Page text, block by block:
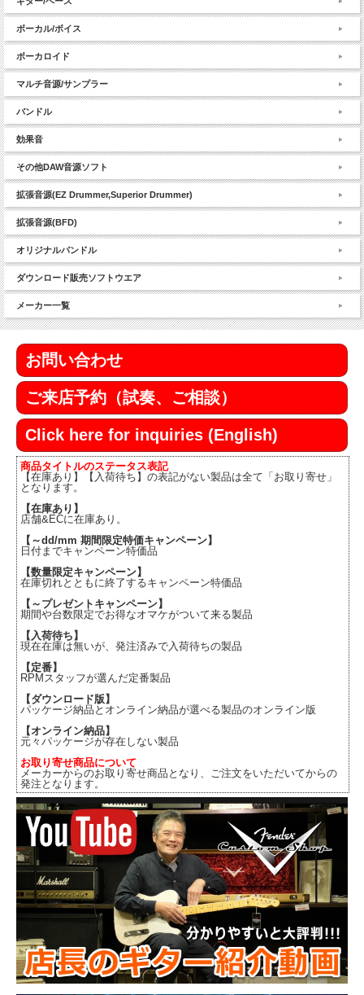
ボーカル/ボイス
ボーカロイド
マルチ音源/サンプラー
バンドル
効果音
その他DAW音源ソフト
拡張音源(EZ Drummer,Superior Drummer)
拡張音源(BFD)
オリジナルバンドル
ダウンロード販売ソフトウエア
メーカー一覧
お問い合わせ
ご来店予約（試奏、ご相談）
Click here for inquiries (English)
商品タイトルのステータス表記
【在庫あり】【入荷待ち】の表記がない製品は全て「お取り寄せ」
となります。
【在庫あり】
店舗&ECに在庫あり。
【～dd/mm 期間限定特価キャンペーン】
日付までキャンペーン特価品
【数量限定キャンペーン】
在庫切れとともに終了するキャンペーン特価品
【～プレゼントキャンペーン】
期間や台数限定でお得なオマケがついて来る製品
【入荷待ち】
現在在庫は無いが、発注済みで入荷待ちの製品
【定番】
RPMスタッフが選んだ定番製品
【ダウンロード版】
パッケージ納品とオンライン納品が選べる製品のオンライン版
【オンライン納品】
元々パッケージが存在しない製品
お取り寄せ商品について
メーカーからのお取り寄せ商品となり、ご注文をいただいてからの
発注となります。